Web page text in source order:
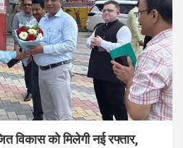
विकास को मिलेगी नई रफ्तार,